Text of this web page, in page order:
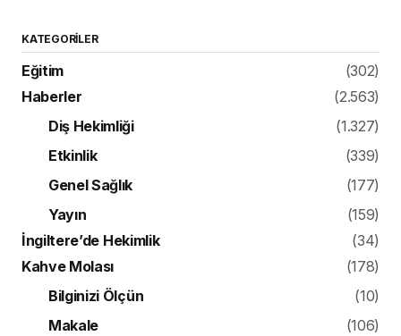
KATEGORILER
Eğitim
(302)
Haberler
(2.563)
Diş Hekimliği
(1.327)
Etkinlik
(339)
Genel Sağlık
(177)
Yayın
(159)
İngiltere’de Hekimlik
(34)
Kahve Molası
(178)
Bilginizi Ölçün
(10)
Makale
(106)